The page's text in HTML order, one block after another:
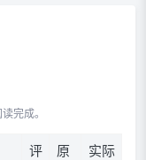
完成。
评
原
实际